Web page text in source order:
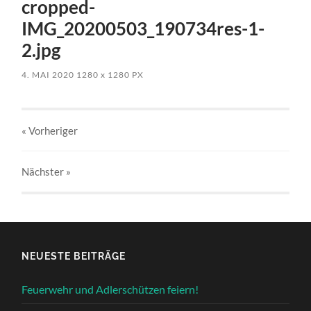
cropped-
IMG_20200503_190734res-1-
2.jpg
4. MAI 2020 1280x 1280 PX
« Vorheriger
Nächster »
NEUESTE BEITRÄGE
Feuerwehr und Adlerschützen feiern!